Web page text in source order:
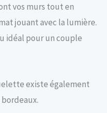
vos murs tout en
jouant avec la lumière.
idéal pour un couple
existe également